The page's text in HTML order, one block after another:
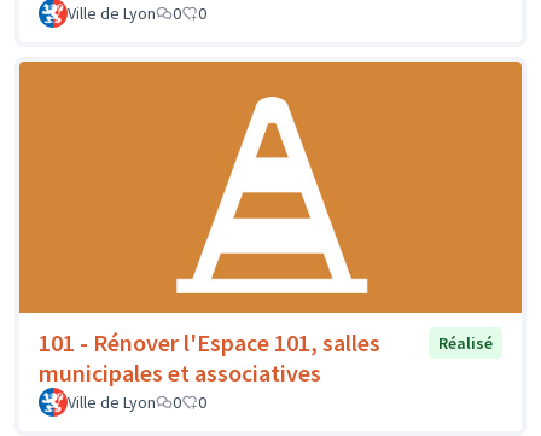
Ville de Lyon 0 0
101 - Rénover l'Espace 101, salles
municipales et associatives
Réalisé
Ville de Lyon 0 0